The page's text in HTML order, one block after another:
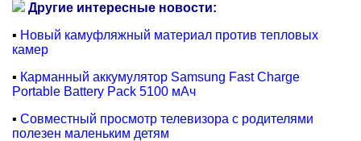
Другие интересные новости:
▪ Новый камуфляжный материал против тепловых
камер
▪ Карманный аккумулятор Samsung Fast Charge
Portable Battery Pack 5100 мАч
▪ Совместный просмотр телевизора с родителями
полезен маленьким детям